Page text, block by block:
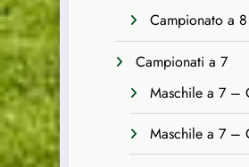
Campionato a 8
Campionati a 7
Maschile a 7 –
Maschile a 7 –